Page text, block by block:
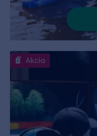
Akcia